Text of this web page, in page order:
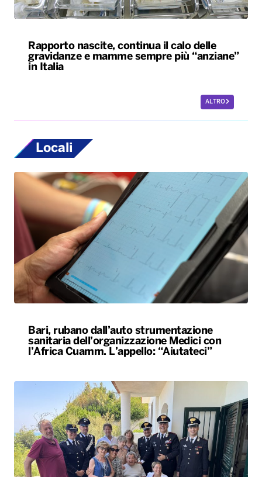
Rapporto nascite, continua il calo delle
gravidanze e mamme sempre più “anziane”
in Italia
ALTRO
Locali
Bari, rubano dall’auto strumentazione
sanitaria dell’organizzazione Medici con
l’Africa Cuamm. L’appello: “Aiutateci”